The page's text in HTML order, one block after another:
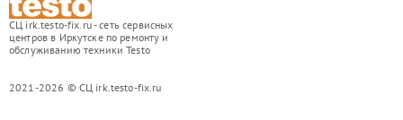
СЦ irk.testo-fix.ru - сеть сервисных
центров в Иркутске по ремонту и
обслуживанию техники Testo
2021-2026 © СЦ irk.testo-fix.ru